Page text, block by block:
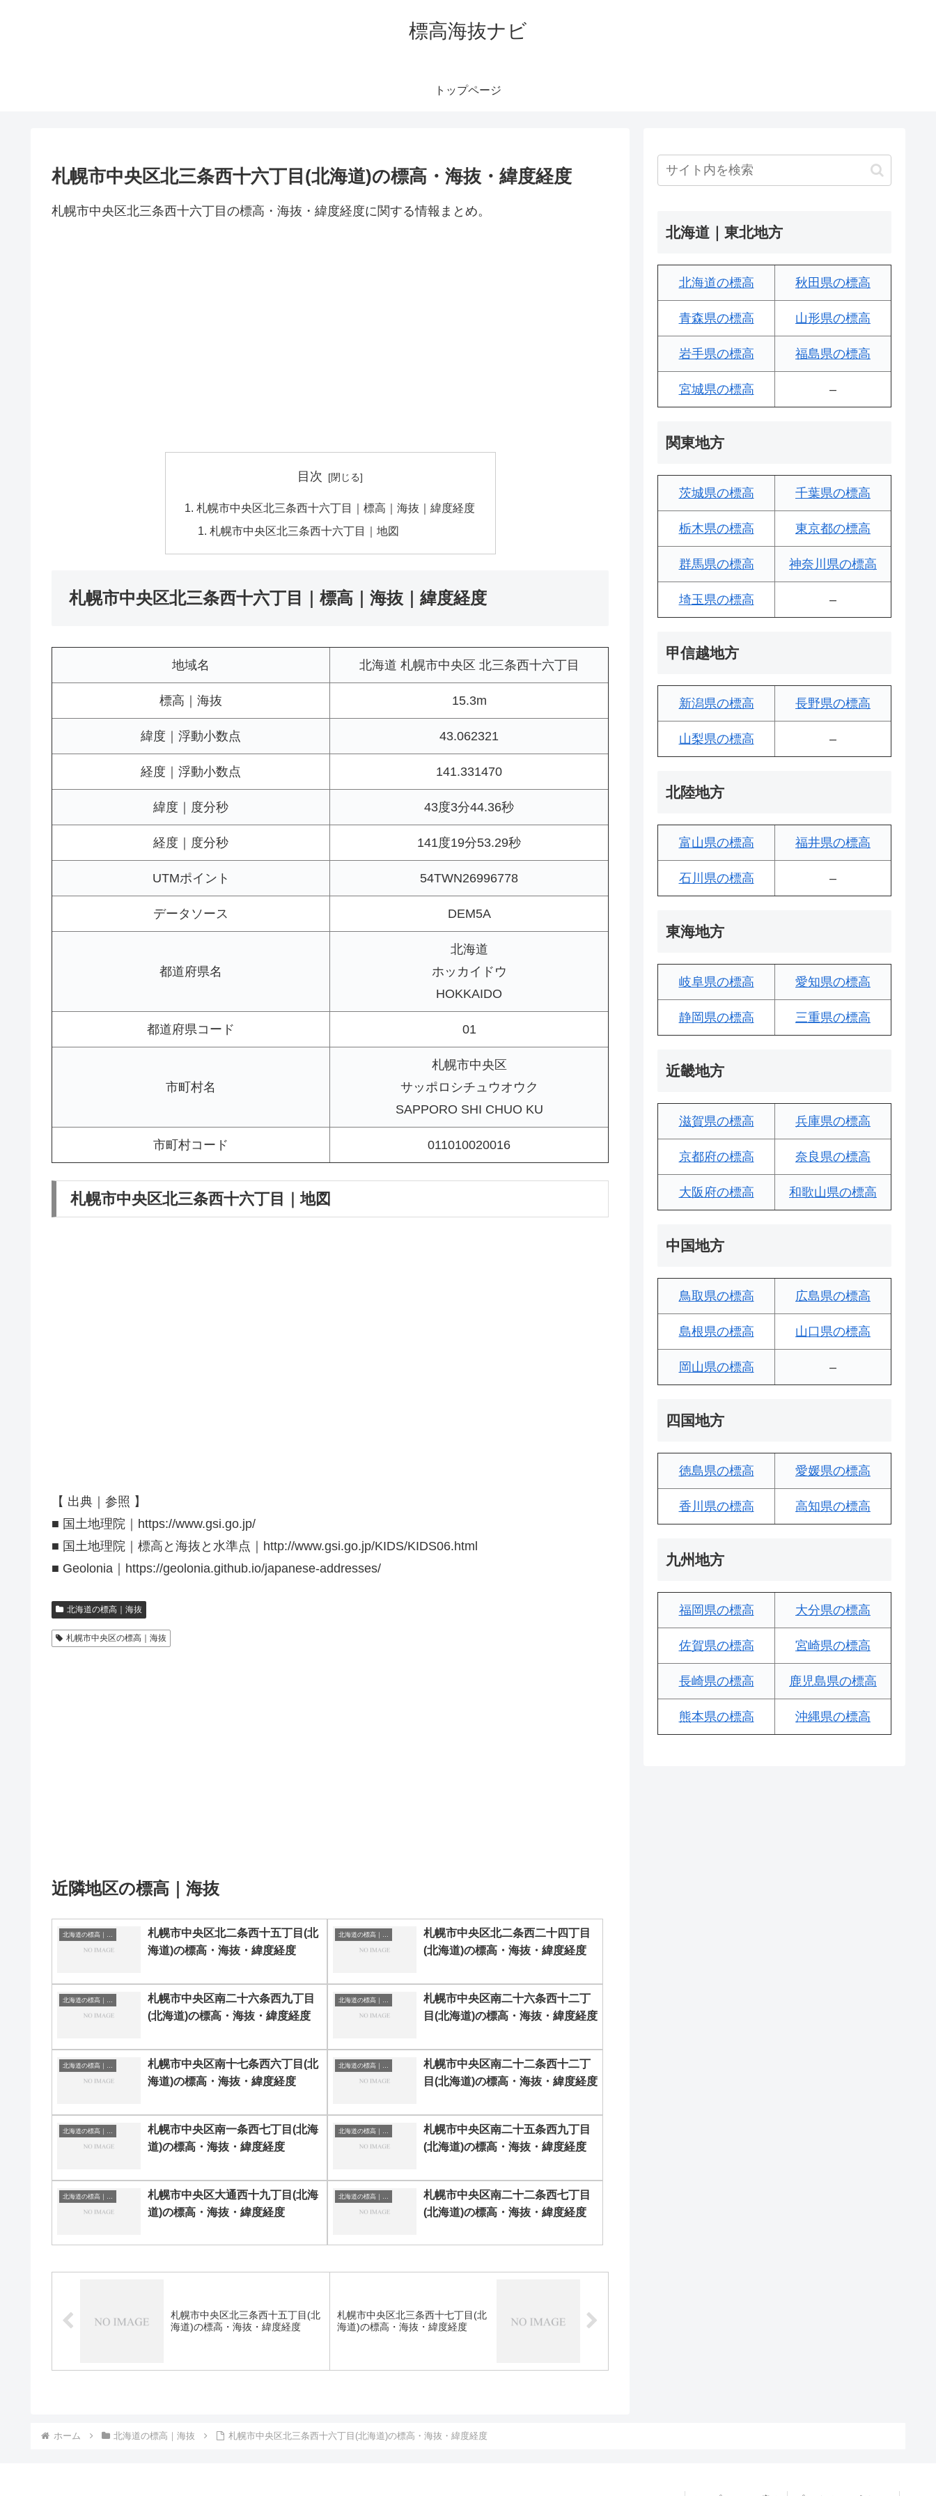
標高海抜ナビ
トップページ
札幌市中央区北三条西十六丁目(北海道)の標高・海抜・緯度経度
札幌市中央区北三条西十六丁目の標高・海抜・緯度経度に関する情報まとめ。
目次
札幌市中央区北三条西十六丁目｜標高｜海抜｜緯度経度
札幌市中央区北三条西十六丁目｜地図
札幌市中央区北三条西十六丁目｜標高｜海抜｜緯度経度
地域名 北海道 札幌市中央区 北三条西十六丁目
標高｜海抜 15.3m
緯度｜浮動小数点 43.062321
経度｜浮動小数点 141.331470
緯度｜度分秒 43度3分44.36秒
経度｜度分秒 141度19分53.29秒
UTMポイント 54TWN26996778
データソース DEM5A
都道府県名
北海道
ホッカイドウ
HOKKAIDO
都道府県コード 01
市町村名
札幌市中央区
サッポロシチュウオウク
SAPPORO SHI CHUO KU
市町村コード 011010020016
札幌市中央区北三条西十六丁目｜地図
【 出典｜参照 】
■ 国土地理院｜https://www.gsi.go.jp/
■ 国土地理院｜標高と海抜と水準点｜http://www.gsi.go.jp/KIDS/KIDS06.html
■ Geolonia｜https://geolonia.github.io/japanese-addresses/
北海道の標高｜海抜
札幌市中央区の標高｜海抜
近隣地区の標高｜海抜
札幌市中央区北二条西十五丁目(北
海道)の標高・海抜・緯度経度
札幌市中央区北二条西二十四丁目
(北海道)の標高・海抜・緯度経度
札幌市中央区南二十六条西九丁目
(北海道)の標高・海抜・緯度経度
札幌市中央区南二十六条西十二丁
目(北海道)の標高・海抜・緯度経度
札幌市中央区南十七条西六丁目(北
海道)の標高・海抜・緯度経度
札幌市中央区南二十二条西十二丁
目(北海道)の標高・海抜・緯度経度
札幌市中央区南一条西七丁目(北海
道)の標高・海抜・緯度経度
札幌市中央区南二十五条西九丁目
(北海道)の標高・海抜・緯度経度
札幌市中央区大通西十九丁目(北海
道)の標高・海抜・緯度経度
札幌市中央区南二十二条西七丁目
(北海道)の標高・海抜・緯度経度
札幌市中央区北三条西十五丁目(北
海道)の標高・海抜・緯度経度
札幌市中央区北三条西十七丁目(北
海道)の標高・海抜・緯度経度
北海道｜東北地方
北海道の標高 秋田県の標高
青森県の標高 山形県の標高
岩手県の標高 福島県の標高
宮城県の標高 –
関東地方
茨城県の標高 千葉県の標高
栃木県の標高 東京都の標高
群馬県の標高 神奈川県の標高
埼玉県の標高 –
甲信越地方
新潟県の標高 長野県の標高
山梨県の標高 –
北陸地方
富山県の標高 福井県の標高
石川県の標高 –
東海地方
岐阜県の標高 愛知県の標高
静岡県の標高 三重県の標高
近畿地方
滋賀県の標高 兵庫県の標高
京都府の標高 奈良県の標高
大阪府の標高 和歌山県の標高
中国地方
鳥取県の標高 広島県の標高
島根県の標高 山口県の標高
岡山県の標高 –
四国地方
徳島県の標高 愛媛県の標高
香川県の標高 高知県の標高
九州地方
福岡県の標高 大分県の標高
佐賀県の標高 宮崎県の標高
長崎県の標高 鹿児島県の標高
熊本県の標高 沖縄県の標高
ホーム 北海道の標高｜海抜 札幌市中央区北三条西十六丁目(北海道)の標高・海抜・緯度経度